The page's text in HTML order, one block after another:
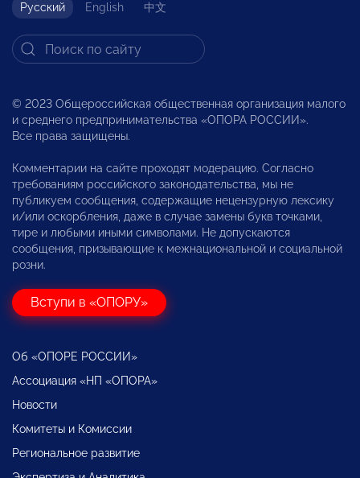
Русский English 中文
© 2023 Общероссийская общественная организация малого
и среднего предпринимательства «ОПОРА РОССИИ».
Все права защищены.
Комментарии на сайте проходят модерацию. Согласно
требованиям российского законодательства, мы не
публикуем сообщения, содержащие нецензурную лексику
и/или оскорбления, даже в случае замены букв точками,
тире и любыми иными символами. Не допускаются
сообщения, призывающие к межнациональной и социальной
розни.
Вступи в «ОПОРУ»
Об «ОПОРЕ РОССИИ»
Ассоциация «НП «ОПОРА»
Новости
Комитеты и Комиссии
Региональное развитие